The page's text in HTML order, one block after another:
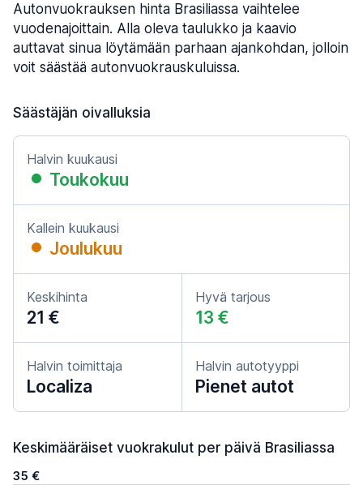
Autonvuokrauksen hinta Brasiliassa vaihtelee
vuodenajoittain. Alla oleva taulukko ja kaavio
auttavat sinua löytämään parhaan ajankohdan, jolloin
voit säästää autonvuokrauskuluissa.
Säästäjän oivalluksia
Halvin kuukausi
Toukokuu
Kallein kuukausi
Joulukuu
Keskihinta
21 €
Hyvä tarjous
13 €
Halvin toimittaja
Localiza
Halvin autotyyppi
Pienet autot
Keskimääräiset vuokrakulut per päivä Brasiliassa
35 €